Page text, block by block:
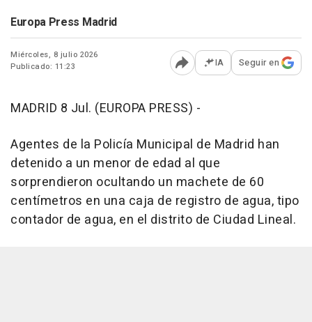
Europa Press Madrid
Miércoles, 8 julio 2026
Publicado: 11:23
Abrir opciones para
IA Seguir en
MADRID 8 Jul. (EUROPA PRESS) -
Agentes de la Policía Municipal de Madrid han
detenido a un menor de edad al que
sorprendieron ocultando un machete de 60
centímetros en una caja de registro de agua, tipo
contador de agua, en el distrito de Ciudad Lineal.